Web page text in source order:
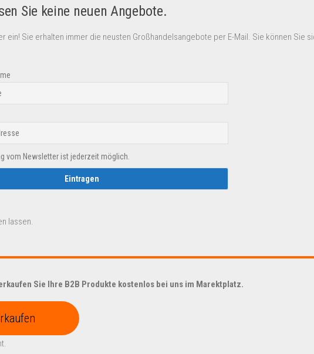
Sie keine neuen Angebote.
ein! Sie erhalten immer die neusten Großhandelsangebote per E-Mail. Sie können Sie
vom Newsletter ist jederzeit möglich.
lassen.
Sie Ihre B2B Produkte kostenlos bei uns im Marektplatz.